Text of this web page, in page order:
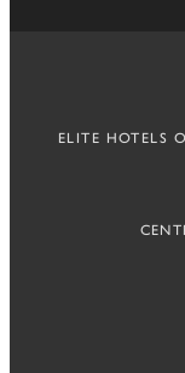
ELITE HOTELS